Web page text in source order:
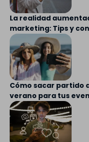
La realidad
marketing: Tips y
Cómo sacar partido
verano para tus